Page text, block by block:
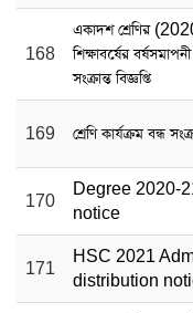
168
একাদশ শ্রেণির
শিক্ষাবর্ষের
সংক্রান্ত বিজ্ঞপ্তি
169 শ্রেণি কার্যক্রম বন্ধ
170
Degree 2020-
notice
171
HSC 2021
distribution